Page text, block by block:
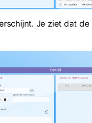
Je ziet dat